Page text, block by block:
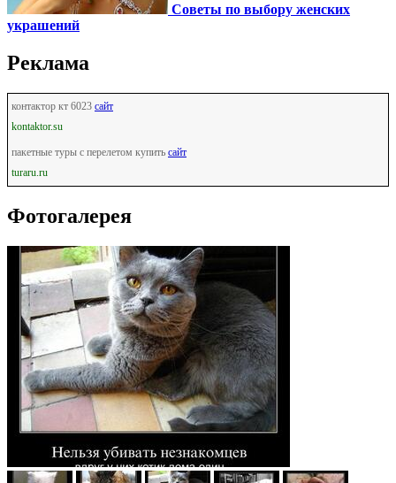
Советы по выбору женских
украшений
Реклама
контактор кт 6023 сайт
kontaktor.su
пакетные туры с перелетом купить сайт
turaru.ru
Фотогалерея